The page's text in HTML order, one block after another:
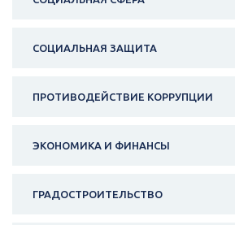
СОЦИАЛЬНАЯ ЗАЩИТА
ПРОТИВОДЕЙСТВИЕ КОРРУПЦИИ
ЭКОНОМИКА И ФИНАНСЫ
ГРАДОСТРОИТЕЛЬСТВО